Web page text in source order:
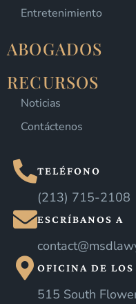
Entretenimiento
ABOGADOS
RECURSOS
Noticias
Contáctenos
TELÉFONO
(213) 715-2108
ESCRÍBANOS A
OFICINA DE LOS
515 South